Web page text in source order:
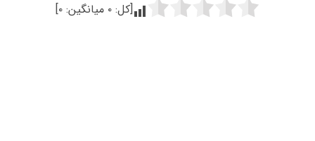
[کل: ۰ میانگین: ۰]